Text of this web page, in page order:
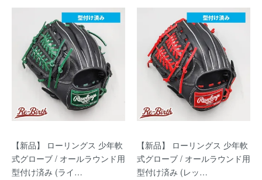
【新品】 ローリングス 少年軟
式グローブ / オールラウンド用
型付け済み (ライ…
【新品】 ローリングス 少年軟
式グローブ / オールラウンド用
型付け済み (レッ…